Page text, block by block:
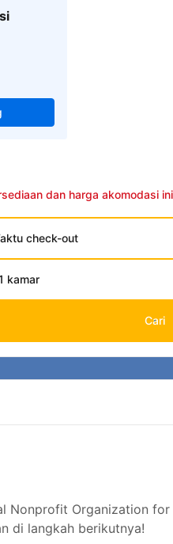
dan harga akomodasi ini
check-out
kamar
Cari
Nonprofit Organization
di langkah berikutnya!